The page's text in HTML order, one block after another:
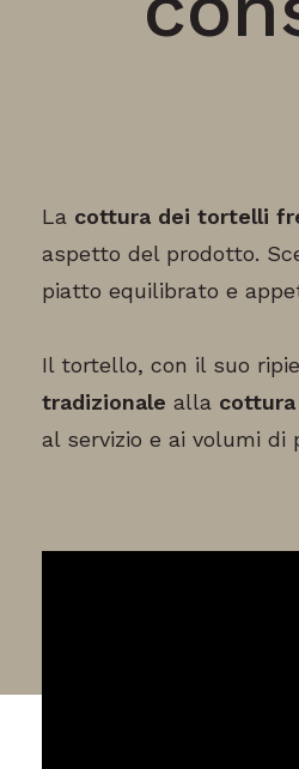
La cottura dei tortelli
aspetto del prodotto.
piatto equilibrato e
Il tortello, con il suo
tradizionale alla cottura
al servizio e ai volumi di